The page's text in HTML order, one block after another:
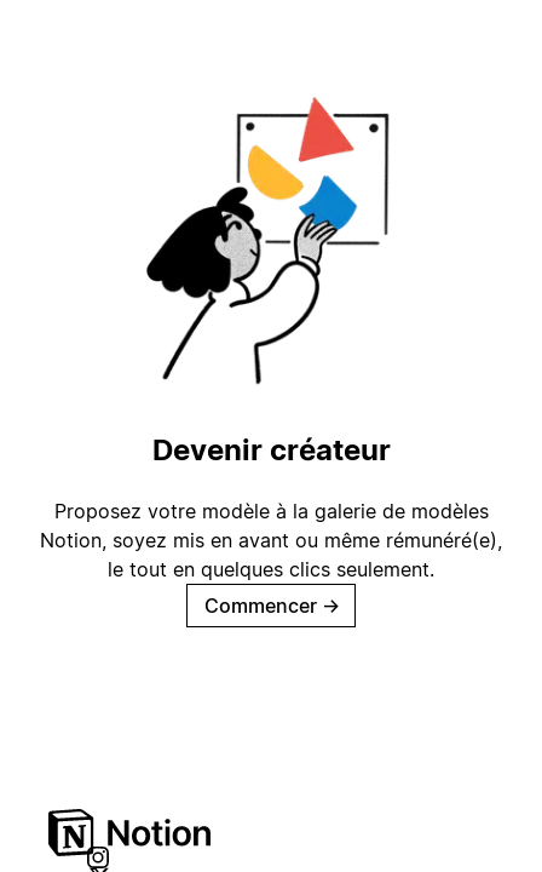
Devenir créateur
Proposez votre modèle à la galerie de modèles
Notion, soyez mis en avant ou même rémunéré(e),
le tout en quelques clics seulement.
Commencer →